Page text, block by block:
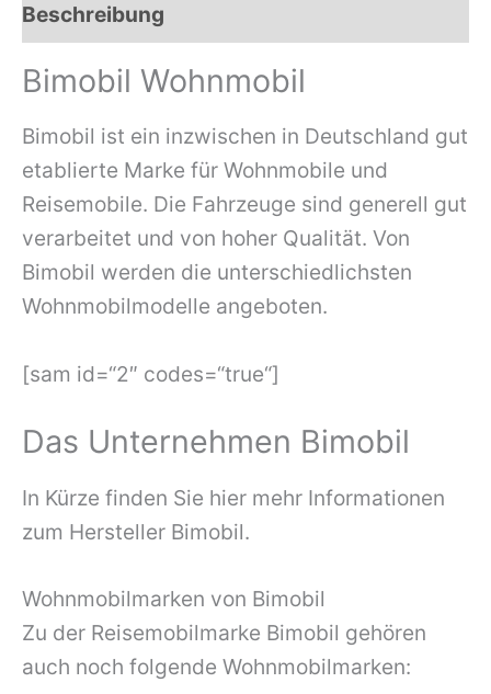
Beschreibung
Bimobil Wohnmobil
Bimobil ist ein inzwischen in Deutschland gut
etablierte Marke für Wohnmobile und
Reisemobile. Die Fahrzeuge sind generell gut
verarbeitet und von hoher Qualität. Von
Bimobil werden die unterschiedlichsten
Wohnmobilmodelle angeboten.
[sam id=“2″ codes=“true“]
Das Unternehmen Bimobil
In Kürze finden Sie hier mehr Informationen
zum Hersteller Bimobil.
Wohnmobilmarken von Bimobil
Zu der Reisemobilmarke Bimobil gehören
auch noch folgende Wohnmobilmarken: